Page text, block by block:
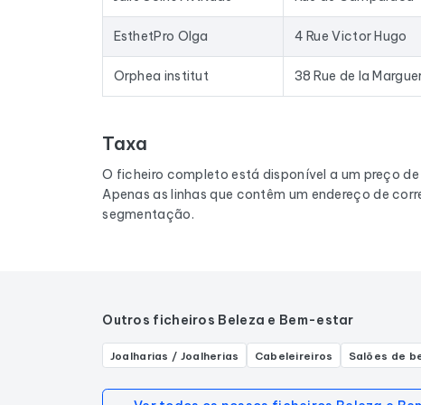
EsthetPro Olga 4 Rue Victor Hugo
Orphea institut 38 Rue de la
Taxa
O ficheiro completo está disponível a um preço de
Apenas as linhas que contêm um endereço de
segmentação.
Outros ficheiros Beleza e Bem-estar
Joalharias / Joalherias Cabeleireiros Salões de